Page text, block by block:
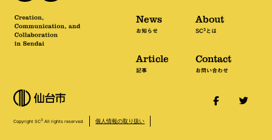
News
お知らせ
Article
記事
About
SC3とは
Contact
お問い合わせ
Copyright SC3 All rights reserved. 個人情報の取り扱い